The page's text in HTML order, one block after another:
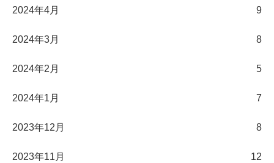
2024年4月 9
2024年3月 8
2024年2月 5
2024年1月 7
2023年12月 8
2023年11月 12